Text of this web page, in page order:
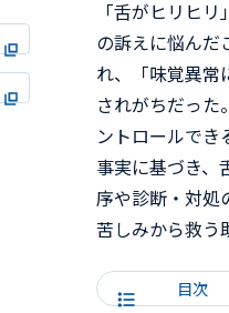
「舌がヒリヒ
の訴えに悩んだ
れ、「味覚異常
されがちだった
ントロールでき
事実に基づき、
序や診断・対処
苦しみから救う
目次